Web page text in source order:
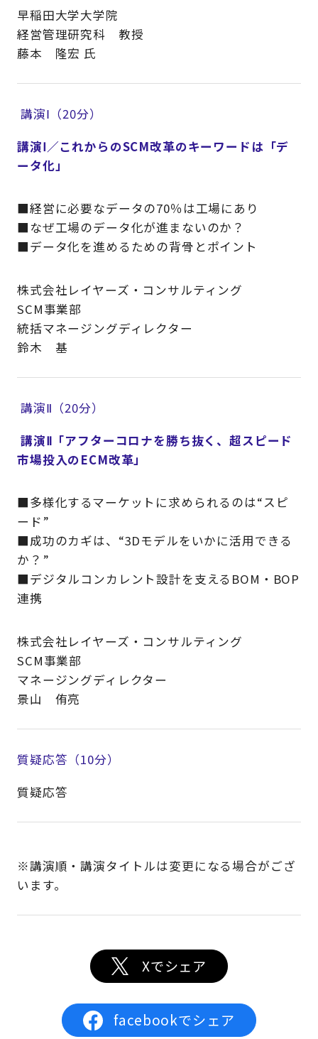
早稲田大学大学院
経営管理研究科 教授
藤本 隆宏 氏
講演Ⅰ（20分）
講演Ⅰ／これからのSCM改革のキーワードは「デ
ータ化」
■経営に必要なデータの70％は工場にあり
■なぜ工場のデータ化が進まないのか？
■データ化を進めるための背骨とポイント
株式会社レイヤーズ・コンサルティング
SCM事業部
統括マネージングディレクター
鈴木 基
講演Ⅱ（20分）
講演Ⅱ「アフターコロナを勝ち抜く、超スピード
市場投入のECM改革」
■多様化するマーケットに求められるのは“スピ
ード”
■成功のカギは、“3Dモデルをいかに活用できる
か？”
■デジタルコンカレント設計を支えるBOM・BOP
連携
株式会社レイヤーズ・コンサルティング
SCM事業部
マネージングディレクター
景山 侑亮
質疑応答（10分）
質疑応答
※講演順・講演タイトルは変更になる場合がござ
います。
Xでシェア
facebookでシェア